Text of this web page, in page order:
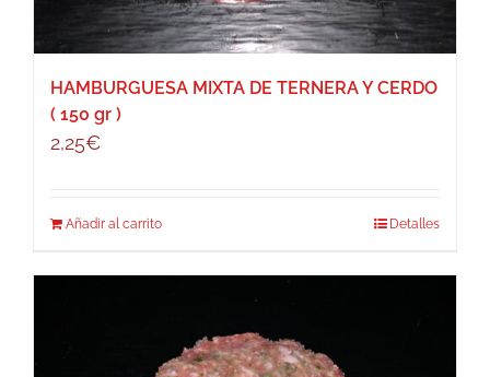
HAMBURGUESA MIXTA DE TERNERA Y CERDO
( 150 gr )
2,25€
Añadir al carrito Detalles